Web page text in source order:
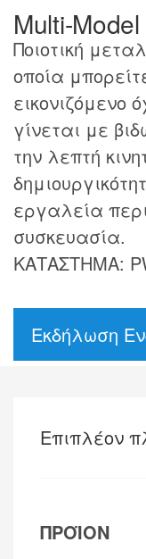
Multi-
Ποιοτική
οποία
γίνεται με
την λεπτή
εργαλεία
συσκευασία.
ΚΑΤΑΣΤΗΜΑ:
Εκδήλωση
Επιπλέον
ΠΡΟΪΟΝ